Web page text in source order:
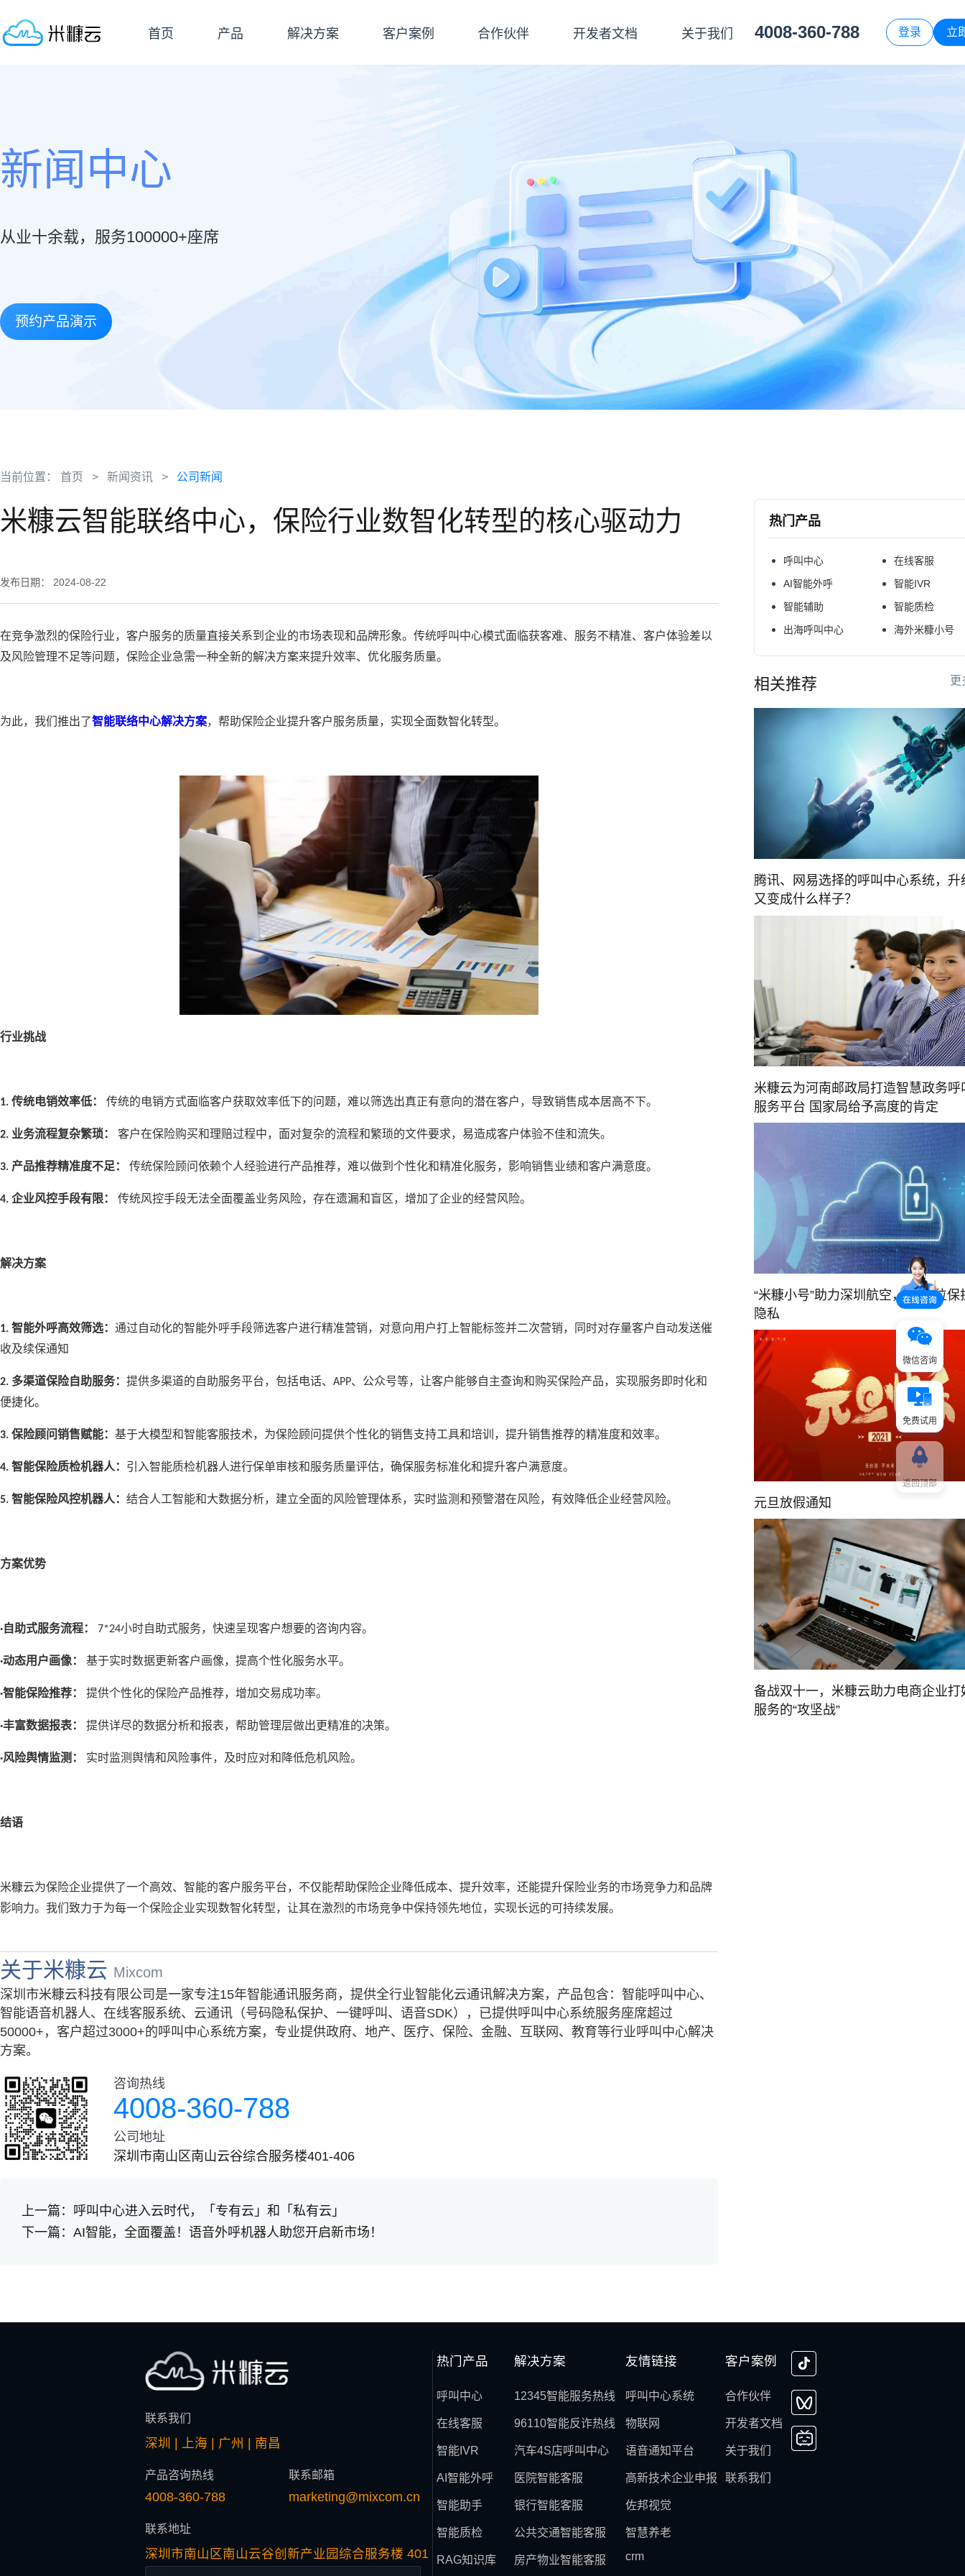
首页 产品 解决方案 客户案例 合作伙伴 开发者文档 关于我们 4008-360-788 登录 立
新闻中心
从业十余载，服务100000+座席
预约产品演示
当前位置： 首页 > 新闻资讯 > 公司新闻
米糠云智能联络中心，保险行业数智化转型的核心驱动力
发布日期： 2024-08-22
在竞争激烈的保险行业，客户服务的质量直接关系到企业的市场表现和品牌形象。传统呼叫中心模式面临获客难、服务不精准、客户体验差以
及风险管理不足等问题，保险企业急需一种全新的解决方案来提升效率、优化服务质量。
为此，我们推出了智能联络中心解决方案，帮助保险企业提升客户服务质量，实现全面数智化转型。
行业挑战
1. 传统电销效率低： 传统的电销方式面临客户获取效率低下的问题，难以筛选出真正有意向的潜在客户，导致销售成本居高不下。
2. 业务流程复杂繁琐： 客户在保险购买和理赔过程中，面对复杂的流程和繁琐的文件要求，易造成客户体验不佳和流失。
3. 产品推荐精准度不足： 传统保险顾问依赖个人经验进行产品推荐，难以做到个性化和精准化服务，影响销售业绩和客户满意度。
4. 企业风控手段有限： 传统风控手段无法全面覆盖业务风险，存在遗漏和盲区，增加了企业的经营风险。
解决方案
1. 智能外呼高效筛选： 通过自动化的智能外呼手段筛选客户进行精准营销，对意向用户打上智能标签并二次营销，同时对存量客户自动发送催
收及续保通知
2. 多渠道保险自助服务： 提供多渠道的自助服务平台，包括电话、 APP、公众号等，让客户能够自主查询和购买保险产品，实现服务即时化和
便捷化。
3. 保险顾问销售赋能： 基于大模型和智能客服技术，为保险顾问提供个性化的销售支持工具和培训，提升销售推荐的精准度和效率。
4. 智能保险质检机器人： 引入智能质检机器人进行保单审核和服务质量评估，确保服务标准化和提升客户满意度。
5. 智能保险风控机器人： 结合人工智能和大数据分析，建立全面的风险管理体系，实时监测和预警潜在风险，有效降低企业经营风险。
方案优势
·自助式服务流程： 7*24小时自助式服务，快速呈现客户想要的咨询内容。
·动态用户画像： 基于实时数据更新客户画像，提高个性化服务水平。
·智能保险推荐： 提供个性化的保险产品推荐，增加交易成功率。
·丰富数据报表： 提供详尽的数据分析和报表，帮助管理层做出更精准的决策。
·风险舆情监测： 实时监测舆情和风险事件，及时应对和降低危机风险。
结语
米糠云为保险企业提供了一个高效、智能的客户服务平台，不仅能帮助保险企业降低成本、提升效率，还能提升保险业务的市场竞争力和品牌
影响力。我们致力于为每一个保险企业实现数智化转型，让其在激烈的市场竞争中保持领先地位，实现长远的可持续发展。
关于米糠云 Mixcom
深圳市米糠云科技有限公司是一家专注15年智能通讯服务商，提供全行业智能化云通讯解决方案，产品包含：智能呼叫中心、
智能语音机器人、在线客服系统、云通讯（号码隐私保护、一键呼叫、语音SDK），已提供呼叫中心系统服务座席超过
50000+，客户超过3000+的呼叫中心系统方案，专业提供政府、地产、医疗、保险、金融、互联网、教育等行业呼叫中心解决
方案。
咨询热线
4008-360-788
公司地址
深圳市南山区南山云谷综合服务楼401-406
上一篇： 呼叫中心进入云时代，「专有云」和「私有云」
下一篇：AI智能，全面覆盖！语音外呼机器人助您开启新市场！
热门产品
呼叫中心
AI智能外呼
智能辅助
出海呼叫中心
在线客服
智能IVR
智能质检
海外米糠小号
相关推荐 更
腾讯、网易选择的呼叫中心系统，升
又变成什么样子？
米糠云为河南邮政局打造智慧政务呼
服务平台 国家局给予高度的肯定
“米糠小号”助力深圳航空， 全方位保
隐私
元旦放假通知
备战双十一，米糠云助力电商企业打
服务的“攻坚战”
联系我们
深圳 | 上海 | 广州 | 南昌
产品咨询热线
4008-360-788
联系邮箱
marketing@mixcom.cn
联系地址
深圳市南山区南山云谷创新产业园综合服务楼 401
热门产品
呼叫中心
在线客服
智能IVR
AI智能外呼
智能助手
智能质检
RAG知识库
解决方案
12345智能服务热线
96110智能反诈热线
汽车4S店呼叫中心
医院智能客服
银行智能客服
公共交通智能客服
房产物业智能客服
友情链接
呼叫中心系统
物联网
语音通知平台
高新技术企业申报
佐邦视觉
智慧养老
crm
客户案例
合作伙伴
开发者文档
关于我们
联系我们
微信咨询
免费试用
返回顶部